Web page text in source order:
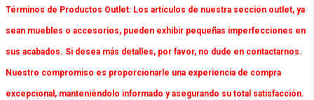
Términos de Productos Outlet: Los artículos de nuestra sección outlet, ya
sean muebles o accesorios, pueden exhibir pequeñas imperfecciones en
sus acabados. Si desea más detalles, por favor, no dude en contactarnos.
Nuestro compromiso es proporcionarle una experiencia de compra
excepcional, manteniéndolo informado y asegurando su total satisfacción.